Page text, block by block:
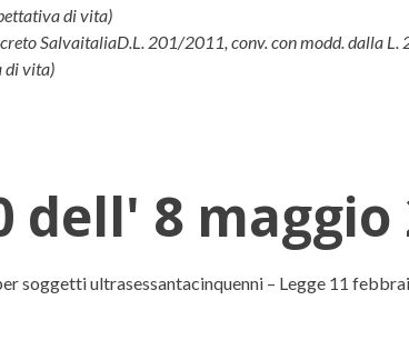
di vita)
SalvaitaliaD.L. 201/2011, conv. con modd. dalla
di vita)
dell' 8 maggio
soggetti ultrasessantacinquenni – Legge 11